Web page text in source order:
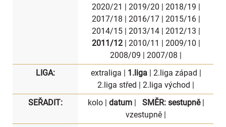
2020/21 | 2019/20 | 2018/19 |
2017/18 | 2016/17| 2015/16|
2014/15| 2013/14| 2012/13 |
2011/12| 2010/11 | 2009/10 |
2008/09 | 2007/08 |
LIGA:
extraliga | 1.liga| 2.liga západ |
2.liga střed | 2.liga východ |
SEŘADIT:
kolo| datum| SMĚR: sestupně|
vzestupně |